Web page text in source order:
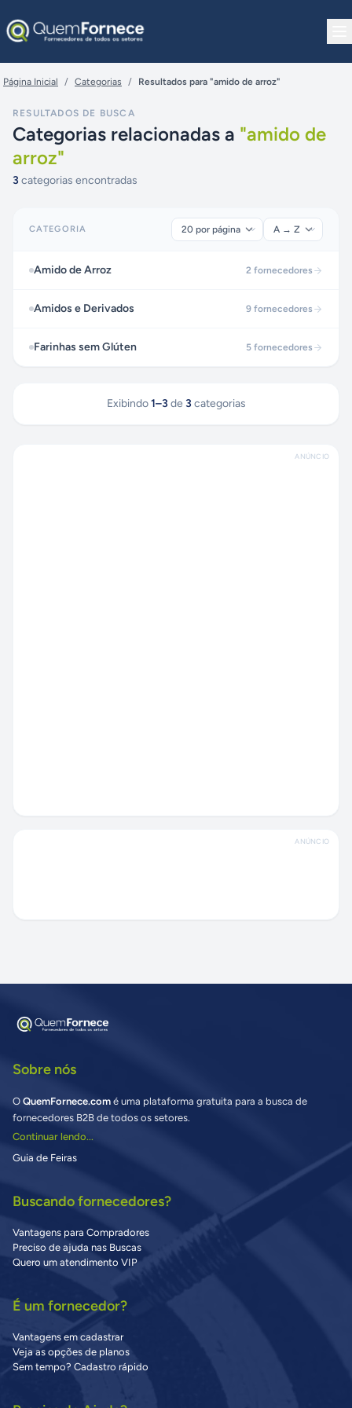
Página Inicial / Categorias / Resultados para "amido de arroz"
RESULTADOS DE BUSCA
Categorias relacionadas a "amido de
arroz"
3 categorias encontradas
CATEGORIA
Amido de Arroz 2 fornecedores
Amidos e Derivados 9 fornecedores
Farinhas sem Glúten 5 fornecedores
Exibindo 1–3 de 3 categorias
ANÚNCIO
ANÚNCIO
Sobre nós
O QuemFornece.com é uma plataforma gratuita para a busca de
fornecedores B2B de todos os setores.
Continuar lendo...
Guia de Feiras
Buscando fornecedores?
Vantagens para Compradores
Preciso de ajuda nas Buscas
Quero um atendimento VIP
É um fornecedor?
Vantagens em cadastrar
Veja as opções de planos
Sem tempo? Cadastro rápido